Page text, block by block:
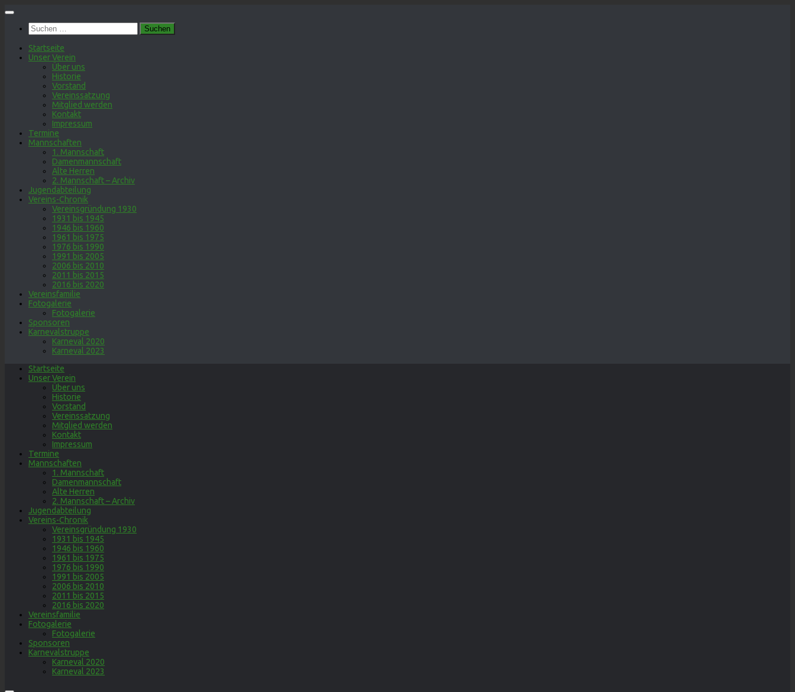
Zum
springenSuchen
nach:
Startseite
Unser Verein
Über uns
Historie
Vorstand
Vereinssatzung
Mitglied werden
Kontakt
Impressum
Termine
Mannschaften
1. Mannschaft
Damenmannschaft
Alte Herren
2. Mannschaft – Archiv
Jugendabteilung
Vereins-Chronik
Vereinsgründung 1930
1931 bis 1945
1946 bis 1960
1961 bis 1975
1976 bis 1990
1991 bis 2005
2006 bis 2010
2011 bis 2015
2016 bis 2020
Vereinsfamilie
Fotogalerie
Fotogalerie
Sponsoren
Karnevalstruppe
Karneval 2020
Karneval 2023
Startseite
Unser Verein
Über uns
Historie
Vorstand
Vereinssatzung
Mitglied werden
Kontakt
Impressum
Termine
Mannschaften
1. Mannschaft
Damenmannschaft
Alte Herren
2. Mannschaft – Archiv
Jugendabteilung
Vereins-Chronik
Vereinsgründung 1930
1931 bis 1945
1946 bis 1960
1961 bis 1975
1976 bis 1990
1991 bis 2005
2006 bis 2010
2011 bis 2015
2016 bis 2020
Vereinsfamilie
Fotogalerie
Fotogalerie
Sponsoren
Karnevalstruppe
Karneval 2020
Karneval 2023